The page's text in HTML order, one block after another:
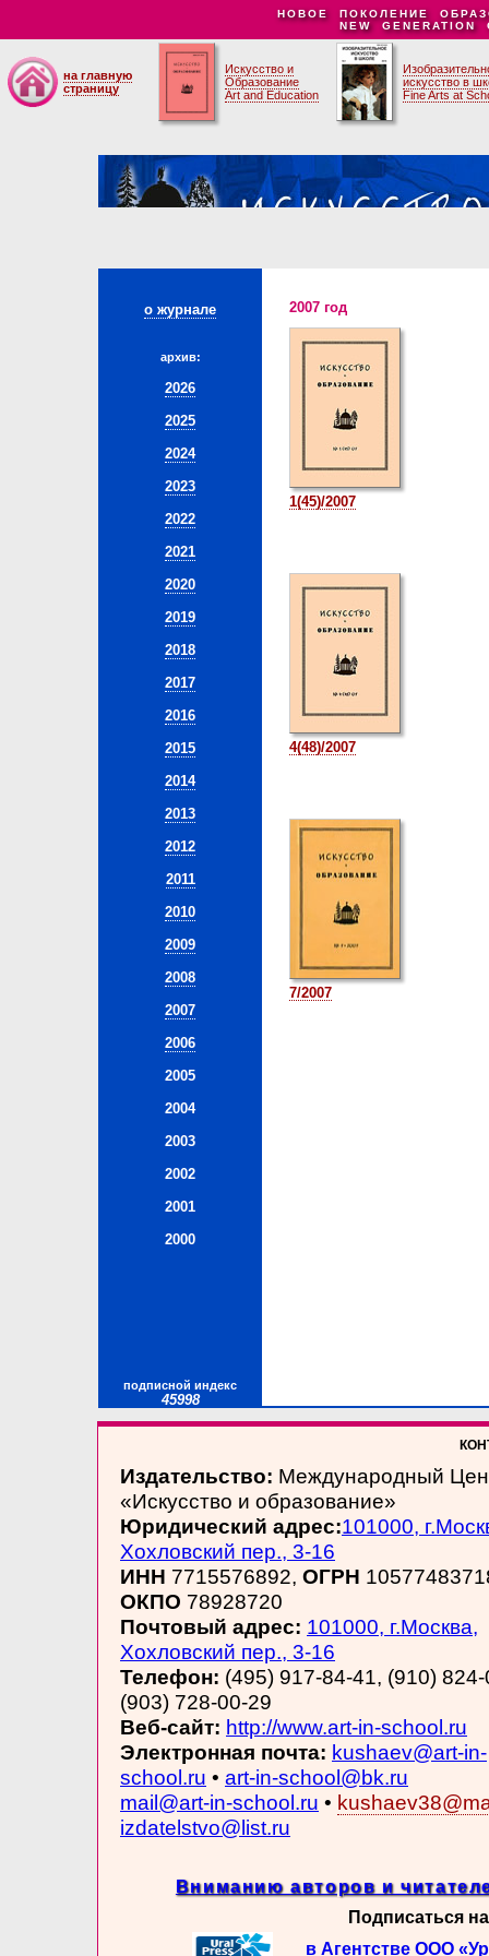
НОВОЕ ПОКОЛЕНИЕ
NEW GENERATION
на главную
страницу
Искусство и
Образование
Art and Education
искусство в
Fine Arts at
о журнале
архив:
2026
2025
2024
2023
2022
2021
2020
2019
2018
2017
2016
2015
2014
2013
2012
2011
2010
2009
2008
2007
2006
2005
2004
2003
2002
2001
2000
подписной индекс
45998
2007 год
1(45)/2007
4(48)/2007
7/2007
Издательство: Международный
«Искусство и образование»
Юридический адрес:101000,
Хохловский пер., 3-16
ИНН 7715576892, ОГРН
ОКПО 78928720
Почтовый адрес: 101000, г.Москва,
Хохловский пер., 3-16
Телефон: (495) 917-84-41, (910)
(903) 728-00-29
Веб-сайт: http://www.art-in-school.ru
Электронная почта: kushaev@art-in-
school.ru • art-in-school@bk.ru
mail@art-in-school.ru •
izdatelstvo@list.ru
Вниманию авторов и
Подписаться
в Агентстве ООО